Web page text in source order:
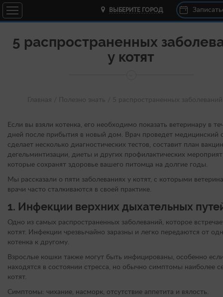
ВЫБЕРИТЕ ГОРОД
5 распространенных
у котят
Главная / Полезно знать / 5 распространенных
Если вы взяли котенка, его необходимо показать ветеринару в
дней после прибытия в новый дом. Врач проведет медицинский
сделает несколько диагностических тестов, составит план
дегельминтизации, диеты и других профилактических
которые сохранят здоровье вашего питомца на долгие годы.
Мы рассказали о пяти заболеваниях у котят, с которыми
врачи часто сталкиваются в своей практике.
1. Инфекции верхних дыхательных
Одно из самых распространенных заболеваний, которое
котят. Инфекции чрезвычайно заразны и легко передаются от
котенка к другому.
Взрослые кошки также могут быть инфицированы, особенно
находятся в состоянии стресса, но обычно симптомы наиболее
котят.
Симптомы: чихание, насморк, отсутствие аппетита и вялость.